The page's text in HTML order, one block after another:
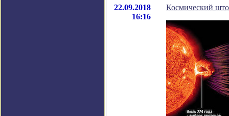
22.09.2018
16:16
Космический